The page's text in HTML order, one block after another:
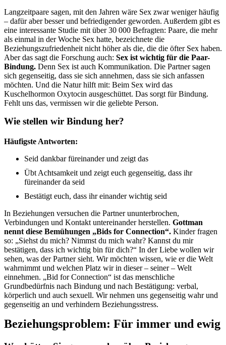
Langzeitpaare sagen, mit den Jahren wäre Sex zwar weniger häufig
– dafür aber besser und befriedigender geworden. Außerdem gibt es
eine interessante Studie mit über 30 000 Befragten: Paare, die mehr
als einmal in der Woche Sex hatte, bezeichnete die
Beziehungszufriedenheit nicht höher als die, die die öfter Sex haben.
Aber das sagt die Forschung auch: Sex ist wichtig für die Paar-
Bindung. Denn Sex ist auch Kommunikation. Die Partner sagen
sich gegenseitig, dass sie sich annehmen, dass sie sich anfassen
möchten. Und die Natur hilft mit: Beim Sex wird das
Kuschelhormon Oxytocin ausgeschüttet. Das sorgt für Bindung.
Fehlt uns das, vermissen wir die geliebte Person.
Wie stellen wir Bindung her?
Häufigste Antworten:
Seid dankbar füreinander und zeigt das
Übt Achtsamkeit und zeigt euch gegenseitig, dass ihr
füreinander da seid
Bestätigt euch, dass ihr einander wichtig seid
In Beziehungen versuchen die Partner ununterbrochen,
Verbindungen und Kontakt untereinander herstellen. Gottman
nennt diese Bemühungen „Bids for Connection“. Kinder fragen
so: „Siehst du mich? Nimmst du mich wahr? Kannst du mir
bestätigen, dass ich wichtig bin für dich?“ In der Liebe wollen wir
sehen, was der Partner sieht. Wir möchten wissen, wie er die Welt
wahrnimmt und welchen Platz wir in dieser – seiner – Welt
einnehmen. „Bid for Connection“ ist das menschliche
Grundbedürfnis nach Bindung und nach Bestätigung: verbal,
körperlich und auch sexuell. Wir nehmen uns gegenseitig wahr und
gegenseitig an und verhindern Beziehungsstress.
Beziehungsproblem: Für immer und ewig